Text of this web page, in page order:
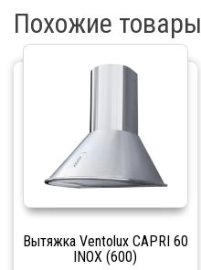
Похожие товары
Вытяжка Ventolux CAPRI 60
INOX (600)